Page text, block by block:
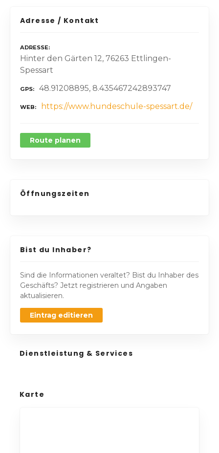
Adresse / Kontakt
ADRESSE
Hinter den Gärten 12, 76263 Ettlingen-
Spessart
GPS 48.91208895, 8.435467242893747
WEB https://www.hundeschule-spessart.de/
Route planen
Öffnungszeiten
Bist du Inhaber?
Sind die Informationen veraltet? Bist du Inhaber des
Geschäfts? Jetzt registrieren und Angaben
aktualisieren.
Eintrag editieren
Dienstleistung & Services
Karte